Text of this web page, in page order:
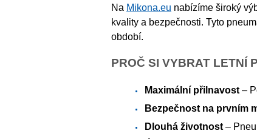
Na Mikona.eu nabízíme široký
kvality a bezpečnosti. Tyto
období.
PROČ SI VYBRAT LETNÍ
Maximální přilnavost –
Bezpečnost na prvním
Dlouhá životnost –